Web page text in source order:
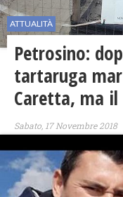
ATTUALITÀ
Petrosino:
tartaruga
Caretta, ma il
Sabato, 17 Novembre 2018